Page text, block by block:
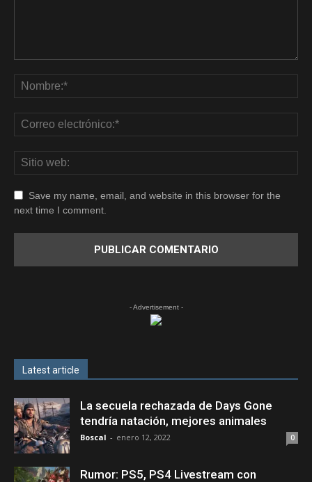
Save my name, email, and website in this browser for the
next time I comment.
- Advertisement -
Latest article
La secuela rechazada de Days Gone
tendría natación, mejores animales
Boscal - enero 12, 2022 0
Rumor: PS5, PS4 Livestream con